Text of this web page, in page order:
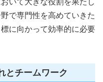
で専門性を高めていきた
に向かって効率的に必要
とチームワーク